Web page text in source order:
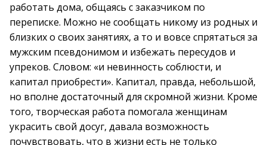
работать дома, общаясь с заказчиком по
переписке. Можно не сообщать никому из родных и
близких о своих занятиях, а то и вовсе спрятаться за
мужским псевдонимом и избежать пересудов и
упреков. Словом: «и невинность соблюсти, и
капитал приобрести». Капитал, правда, небольшой,
но вполне достаточный для скромной жизни. Кроме
того, творческая работа помогала женщинам
украсить свой досуг, давала возможность
почувствовать, что в жизни есть не только